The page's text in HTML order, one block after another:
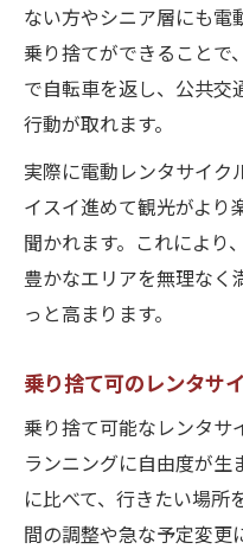
ない方やシニア層にも電
乗り捨てができることで
で自転車を返し、公共交
行動が取れます。
実際に電動レンタサイク
イスイ進めて観光がより
聞かれます。これにより
豊かなエリアを無理なく
っと高まります。
乗り捨て可のレンタサ
乗り捨て可能なレンタサ
ランニングに自由度が生
に比べて、行きたい場所
間の調整や急な予定変更